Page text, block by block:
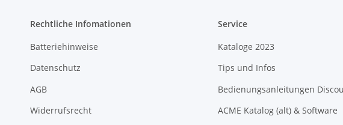
Rechtliche Infomationen
Batteriehinweise
Datenschutz
AGB
Widerrufsrecht
Service
Kataloge 2023
Tips und Infos
Bedienungsanleitungen
ACME Katalog (alt) & Software